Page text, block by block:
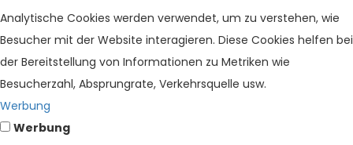
Analytische Cookies werden verwendet, um zu verstehen, wie
Besucher mit der Website interagieren. Diese Cookies helfen bei
der Bereitstellung von Informationen zu Metriken wie
Besucherzahl, Absprungrate, Verkehrsquelle usw.
Werbung
Werbung